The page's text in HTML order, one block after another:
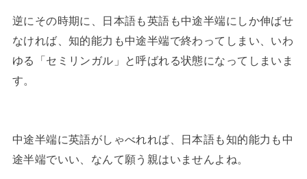
逆にその時期に、日本語も英語も中途半端にしか伸ばせ
なければ、知的能力も中途半端で終わってしまい、いわ
ゆる「セミリンガル」と呼ばれる状態になってしまいま
す。
中途半端に英語がしゃべれれば、日本語も知的能力も中
途半端でいい、なんて願う親はいませんよね。